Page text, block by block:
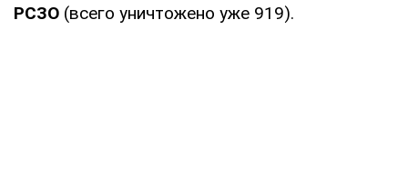
РСЗО (всего уничтожено уже 919).